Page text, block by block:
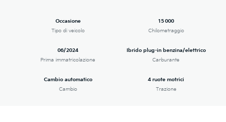
Occasione
Tipo di veicolo
15 000
Chilometraggio
06/2024
Prima immatricolazione
Ibrido plug-in benzina/elettrico
Carburante
Cambio automatico
Cambio
4 ruote motrici
Trazione